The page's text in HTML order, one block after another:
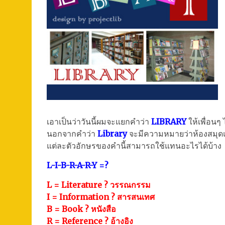
เอาเป็นว่าวันนี้ผมจะแยกคำว่า LIBRARYให้เพื่อนๆ
นอกจากคำว่า Libraryจะมีความหมายว่าห้องสมุด
แต่ละตัวอักษรของคำนี้สามารถใช้แทนอะไรได้บ้าง
L-I-B-R-A-R-Y =?
L = Literature ? วรรณกรรม
I = Information ? สารสนเทศ
B = Book ? หนังสือ
R = Reference ? อ้างอิง